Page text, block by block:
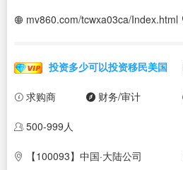
mv860.com/tcwxa03ca/Index.html
投资多少可以投资移民美国
求购商 财务/审计
500-999人
【100093】中国·大陆公司